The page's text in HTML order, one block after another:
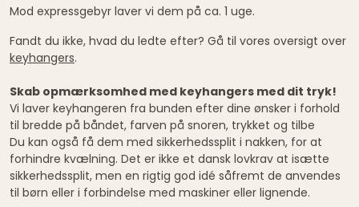
Mod expressgebyr laver vi dem på ca. 1 uge.
Fandt du ikke, hvad du ledte efter? Gå til vores oversigt over
keyhangers.
Skab opmærksomhed med keyhangers med dit tryk!
Vi laver keyhangeren fra bunden efter dine ønsker i forhold
til bredde på båndet, farven på snoren, trykket og tilbe
Du kan også få dem med sikkerhedssplit i nakken, for at
forhindre kvælning. Det er ikke et dansk lovkrav at isætte
sikkerhedssplit, men en rigtig god idé såfremt de anvendes
til børn eller i forbindelse med maskiner eller lignende.